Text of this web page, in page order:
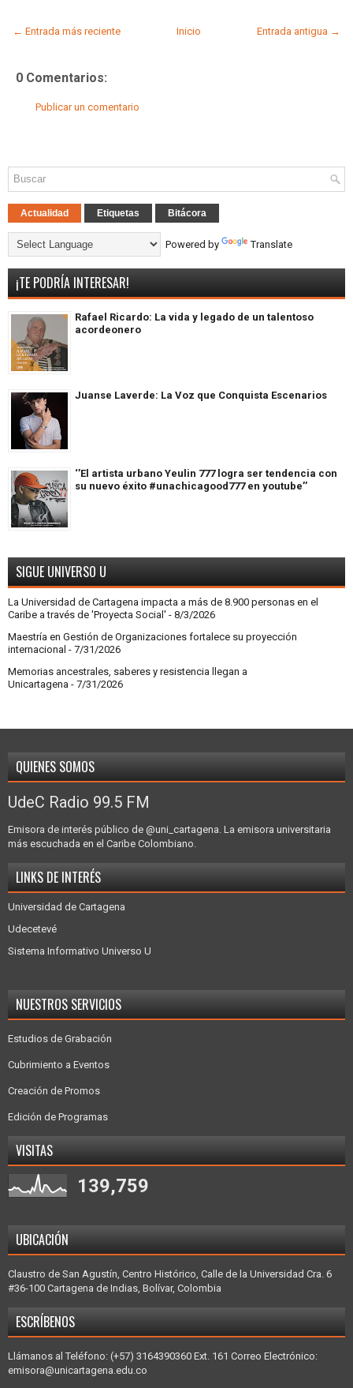
← Entrada más reciente Entrada antigua →
Inicio
0 Comentarios:
Publicar un comentario
Actualidad Etiquetas Bitácora
Powered by Translate
¡TE PODRÍA INTERESAR!
Rafael Ricardo: La vida y legado de un talentoso
acordeonero
Juanse Laverde: La Voz que Conquista Escenarios
‘’El artista urbano Yeulin 777 logra ser tendencia con
su nuevo éxito #unachicagood777 en youtube’’
SIGUE UNIVERSO U
La Universidad de Cartagena impacta a más de 8.900 personas en el
Caribe a través de 'Proyecta Social' - 8/3/2026
Maestría en Gestión de Organizaciones fortalece su proyección
internacional - 7/31/2026
Memorias ancestrales, saberes y resistencia llegan a
Unicartagena - 7/31/2026
QUIENES SOMOS
UdeC Radio 99.5 FM
Emisora de interés público de @uni_cartagena. La emisora universitaria
más escuchada en el Caribe Colombiano.
LINKS DE INTERÉS
Universidad de Cartagena
Udecetevé
Sistema Informativo Universo U
NUESTROS SERVICIOS
Estudios de Grabación
Cubrimiento a Eventos
Creación de Promos
Edición de Programas
VISITAS
139,759
UBICACIÓN
Claustro de San Agustín, Centro Histórico, Calle de la Universidad Cra. 6
#36-100 Cartagena de Indias, Bolívar, Colombia
ESCRÍBENOS
Llámanos al Teléfono: (+57) 3164390360 Ext. 161 Correo Electrónico:
emisora@unicartagena.edu.co